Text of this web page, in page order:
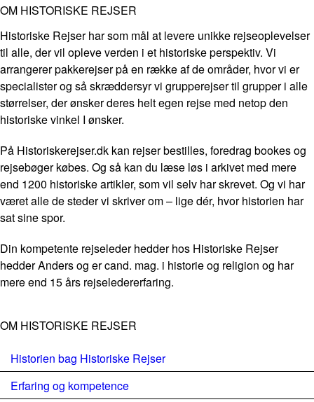
OM HISTORISKE REJSER
Historiske Rejser har som mål at levere unikke rejseoplevelser
til alle, der vil opleve verden i et historiske perspektiv. Vi
arrangerer pakkerejser på en række af de områder, hvor vi er
specialister og så skræddersyr vi grupperejser til grupper i alle
størrelser, der ønsker deres helt egen rejse med netop den
historiske vinkel I ønsker.
På Historiskerejser.dk kan rejser bestilles, foredrag bookes og
rejsebøger købes. Og så kan du læse løs i arkivet med mere
end 1200 historiske artikler, som vil selv har skrevet. Og vi har
været alle de steder vi skriver om – lige dér, hvor historien har
sat sine spor.
Din kompetente rejseleder hedder hos Historiske Rejser
hedder Anders og er cand. mag. i historie og religion og har
mere end 15 års rejseledererfaring.
OM HISTORISKE REJSER
Historien bag Historiske Rejser
Erfaring og kompetence